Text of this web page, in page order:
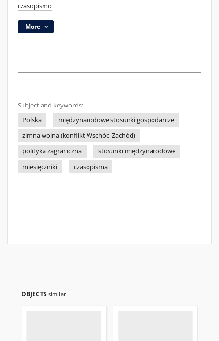
czasopismo
More
Subject and keywords:
Polska
międzynarodowe stosunki gospodarcze
zimna wojna (konflikt Wschód-Zachód)
polityka zagraniczna
stosunki międzynarodowe
miesięczniki
czasopisma
OBJECTS similar